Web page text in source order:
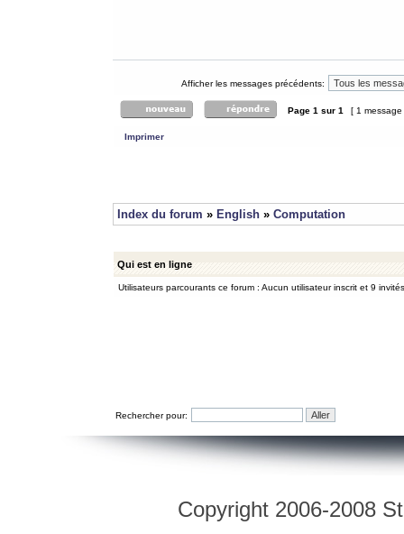
Afficher les messages précédents:
Page 1 sur 1 [ 1
Imprimer
Index du forum » English » Computation
Qui est en ligne
Utilisateurs parcourants ce forum : Aucun utilisateur inscrit et 9 invités
Rechercher pour:
Copyright 2006-2008